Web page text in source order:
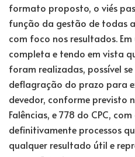
formato proposto, o viés
função da gestão de todas
com foco nos resultados.
completa e tendo em vista
foram realizadas, possível
deflagração do prazo para
devedor, conforme previsto
Falências, e 778 do CPC,
definitivamente processos
qualquer resultado útil e